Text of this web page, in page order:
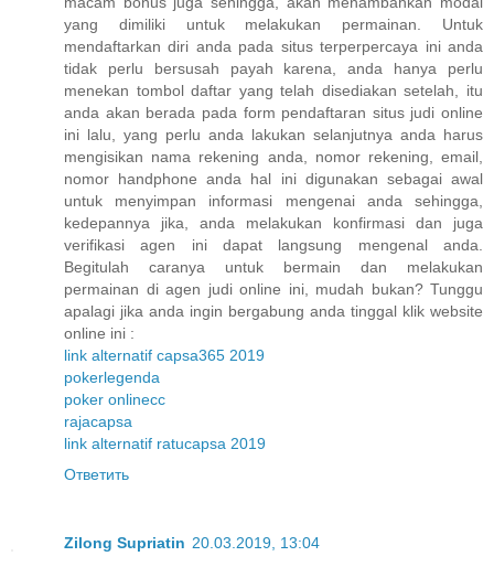
yang dimiliki untuk melakukan permainan. Untuk
mendaftarkan diri anda pada situs terperpercaya ini anda
tidak perlu bersusah payah karena, anda hanya perlu
menekan tombol daftar yang telah disediakan setelah, itu
anda akan berada pada form pendaftaran situs judi online
ini lalu, yang perlu anda lakukan selanjutnya anda harus
mengisikan nama rekening anda, nomor rekening, email,
nomor handphone anda hal ini digunakan sebagai awal
untuk menyimpan informasi mengenai anda sehingga,
kedepannya jika, anda melakukan konfirmasi dan juga
verifikasi agen ini dapat langsung mengenal anda.
Begitulah caranya untuk bermain dan melakukan
permainan di agen judi online ini, mudah bukan? Tunggu
apalagi jika anda ingin bergabung anda tinggal klik website
online ini :
link alternatif capsa365 2019
pokerlegenda
poker onlinecc
rajacapsa
link alternatif ratucapsa 2019
Ответить
Zilong Supriatin 20.03.2019, 13:04